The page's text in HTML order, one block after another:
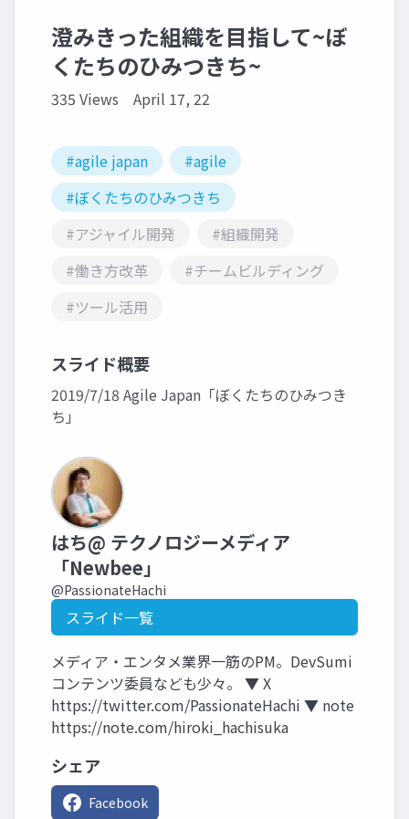
澄みきった組織を目指して~ぼ
くたちのひみつきち~
335 Views April 17, 22
#agile japan
#agile
#ぼくたちのひみつきち
#アジャイル開発
#組織開発
#働き方改革
#チームビルディング
#ツール活用
スライド概要
2019/7/18 Agile Japan「ぼくたちのひみつき
ち」
はち@ テクノロジーメディア
「Newbee」
@PassionateHachi
スライド一覧
メディア・エンタメ業界一筋のPM。DevSumi
コンテンツ委員なども少々。 ▼ X
https://twitter.com/PassionateHachi ▼ note
https://note.com/hiroki_hachisuka
シェア
Facebook